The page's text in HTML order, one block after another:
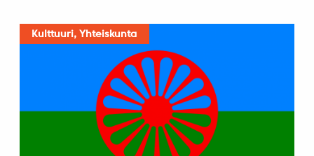
Kulttuuri, Yhteiskunta